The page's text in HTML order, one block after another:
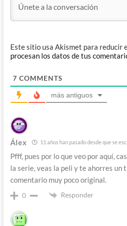
Este sitio usa Akismet para reducir
procesan los datos de tus
7 COMMENTS
más antiguos
Álex 11 años han pasado desde que se
Pfff, pues por lo que veo por aquí,
la serie, veas la peli y te ahorres un
comentario muy poco original.
0 Responder